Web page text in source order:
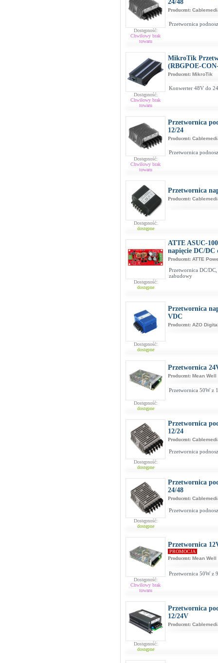
Dostępność:
Chwilowy brak
towaru
24/48
Producent:
Przetwornica
Dostępność:
Chwilowy brak
towaru
MikroTik
(RBGPOE-
Producent: MikroTik
Konwerter 48V do
Dostępność:
Chwilowy brak
towaru
Przetwornica
12/24
Producent:
Przetwornica
Dostępność:
dostępne
Przetwornica
Producent:
Dostępność:
dostępne
ATTE ASUC-
napięcie DC/DC
Producent: ATTE
Przetwornica DC/
zabudowy
Dostępność:
dostępne
Przetwornica
VDC
Producent: AZO
Dostępność:
dostępne
Przetwornica
Producent: Mean Well
Przetwornica 50W z
Dostępność:
dostępne
Przetwornica
12/24
Producent:
Przetwornica
Dostępność:
dostępne
Przetwornica
24/48
Producent:
Przetwornica
Dostępność:
Chwilowy brak
towaru
Przetwornica
PROMOCJA
Producent: Mean Well
Przetwornica 50W z
Dostępność:
dostępne
Przetwornica
12/24V
Producent: